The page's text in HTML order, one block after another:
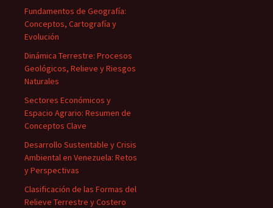
Fundamentos de Geografía:
Conceptos, Cartografía y
Evolución
Dinámica Terrestre: Procesos
Geológicos, Relieve y Riesgos
Naturales
Sectores Económicos y
Espacio Agrario: Resumen de
Conceptos Clave
Desarrollo Sustentable y Crisis
Ambiental en Venezuela: Retos
y Perspectivas
Clasificación de las Formas del
Relieve Terrestre y Costero